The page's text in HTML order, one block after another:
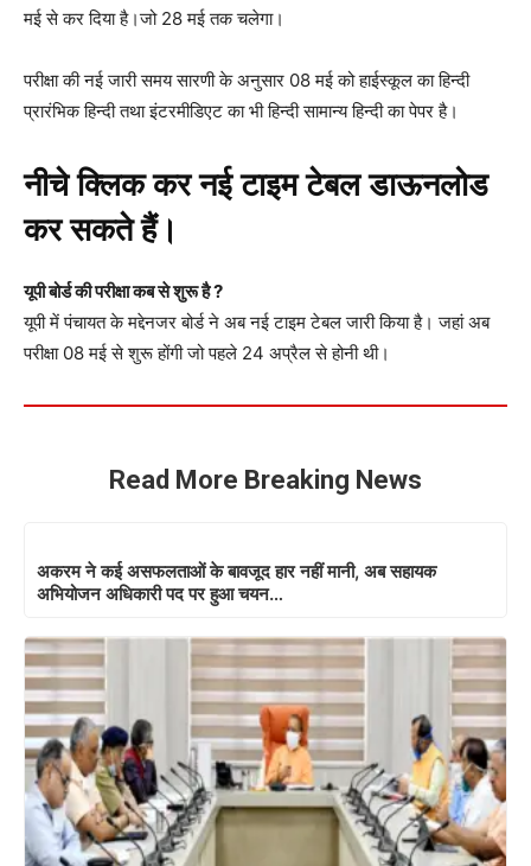
मई से कर दिया है।जो 28 मई तक चलेगा।
परीक्षा की नई जारी समय सारणी के अनुसार 08 मई को हाईस्कूल का हिन्दी
प्रारंभिक हिन्दी तथा इंटरमीडिएट का भी हिन्दी सामान्य हिन्दी का पेपर है।
नीचे क्लिक कर नई टाइम टेबलडाऊनलोड
कर सकते हैं।
यूपी बोर्ड की परीक्षा कब से शुरू है ?
यूपी में पंचायत के मद्देनजर बोर्ड ने अब नई टाइम टेबल जारी किया है। जहां अब
परीक्षा 08 मई से शुरू होंगी जो पहले 24 अप्रैल से होनी थी।
Read More Breaking News
अकरम ने कई असफलताओं के बावजूद हार नहीं मानी, अब सहायक
अभियोजन अधिकारी पद पर हुआ चयन…